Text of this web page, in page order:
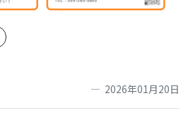
2026年01月20日